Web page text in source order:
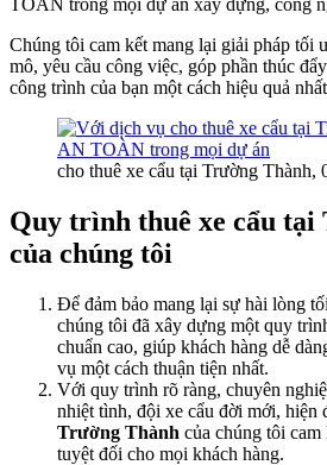
Chúng tôi cam kết mang lại giải pháp tối
mô, yêu cầu công việc, góp phần thúc
công trình của bạn một cách hiệu quả
cho thuê xe cẩu tại Trường Thành,
Quy trình thuê xe cẩu tại
của chúng tôi
Để đảm bảo mang lại sự hài lòng
chúng tôi đã xây dựng một quy
chuẩn cao, giúp khách hàng dễ
vụ một cách thuận tiện nhất.
Với quy trình rõ ràng, chuyên
nhiệt tình, đội xe cẩu đời mới, hiện
Trường Thành của chúng tôi
tuyệt đối cho mọi khách hàng.